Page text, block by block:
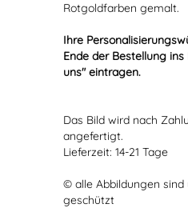
Rotgoldfarben gemalt.
Ihre
Ende der Bestellung
uns" eintragen.
Das Bild wird nach
angefertigt.
Lieferzeit: 14-21 Tage
© alle Abbildungen sind
geschützt